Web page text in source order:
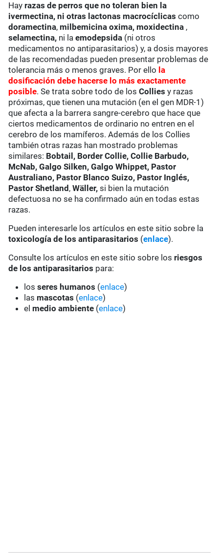
Hay razas de perros que no toleran bien la
ivermectina, ni otras lactonas macrocíclicas como
doramectina, milbemicina oxima, moxidectina ,
selamectina, ni laemodepsida (ni otros
medicamentos no antiparasitarios) y, a dosis mayores
de las recomendadas pueden presentar problemas de
tolerancia más o menos graves. Por ello la
dosificación debe hacerse lo más exactamente
posible. Se trata sobre todo de losColliesy razas
próximas, que tienen una mutación (en el gen MDR-1)
que afecta a la barrera sangre-cerebro que hace que
ciertos medicamentos de ordinario no entren en el
cerebro de los mamíferos. Además de los Collies
también otras razas han mostrado problemas
similares: Bobtail, Border Collie, Collie Barbudo,
McNab, Galgo Silken, Galgo Whippet, Pastor
Australiano, Pastor Blanco Suizo, Pastor Inglés,
Pastor Shetland ,Wäller,si bien la mutación
defectuosa no se ha confirmado aún en todas estas
razas.
Pueden interesarle los artículos en este sitio sobre la
toxicología de los antiparasitarios (enlace).
Consulte los artículos en este sitio sobre los riesgos
de los antiparasitarios para:
losseres humanos (enlace)
las mascotas (enlace)
el medio ambiente (enlace)